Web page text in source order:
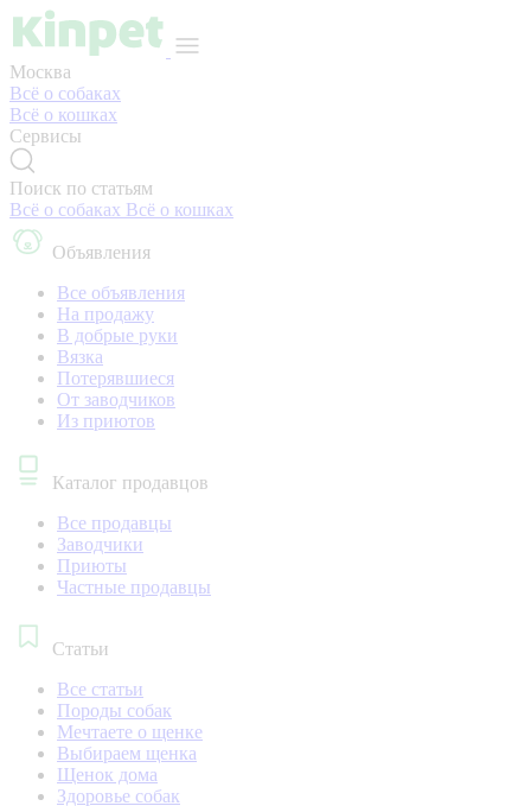
Москва
Всё о собаках
Всё о кошках
Сервисы
Поиск по статьям
Всё о собаках Всё о кошках
Объявления
Все объявления
На продажу
В добрые руки
Вязка
Потерявшиеся
От заводчиков
Из приютов
Каталог продавцов
Все продавцы
Заводчики
Приюты
Частные продавцы
Статьи
Все статьи
Породы собак
Мечтаете о щенке
Выбираем щенка
Щенок дома
Здоровье собак